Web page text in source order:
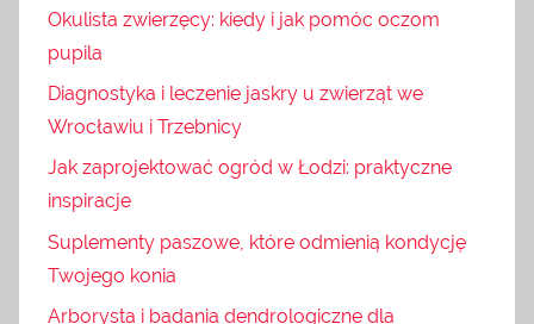
Okulista zwierzęcy: kiedy i jak pomóc oczom
pupila
Diagnostyka i leczenie jaskry u zwierząt we
Wrocławiu i Trzebnicy
Jak zaprojektować ogród w Łodzi: praktyczne
inspiracje
Suplementy paszowe, które odmienią kondycję
Twojego konia
Arborysta i badania dendrologiczne dla